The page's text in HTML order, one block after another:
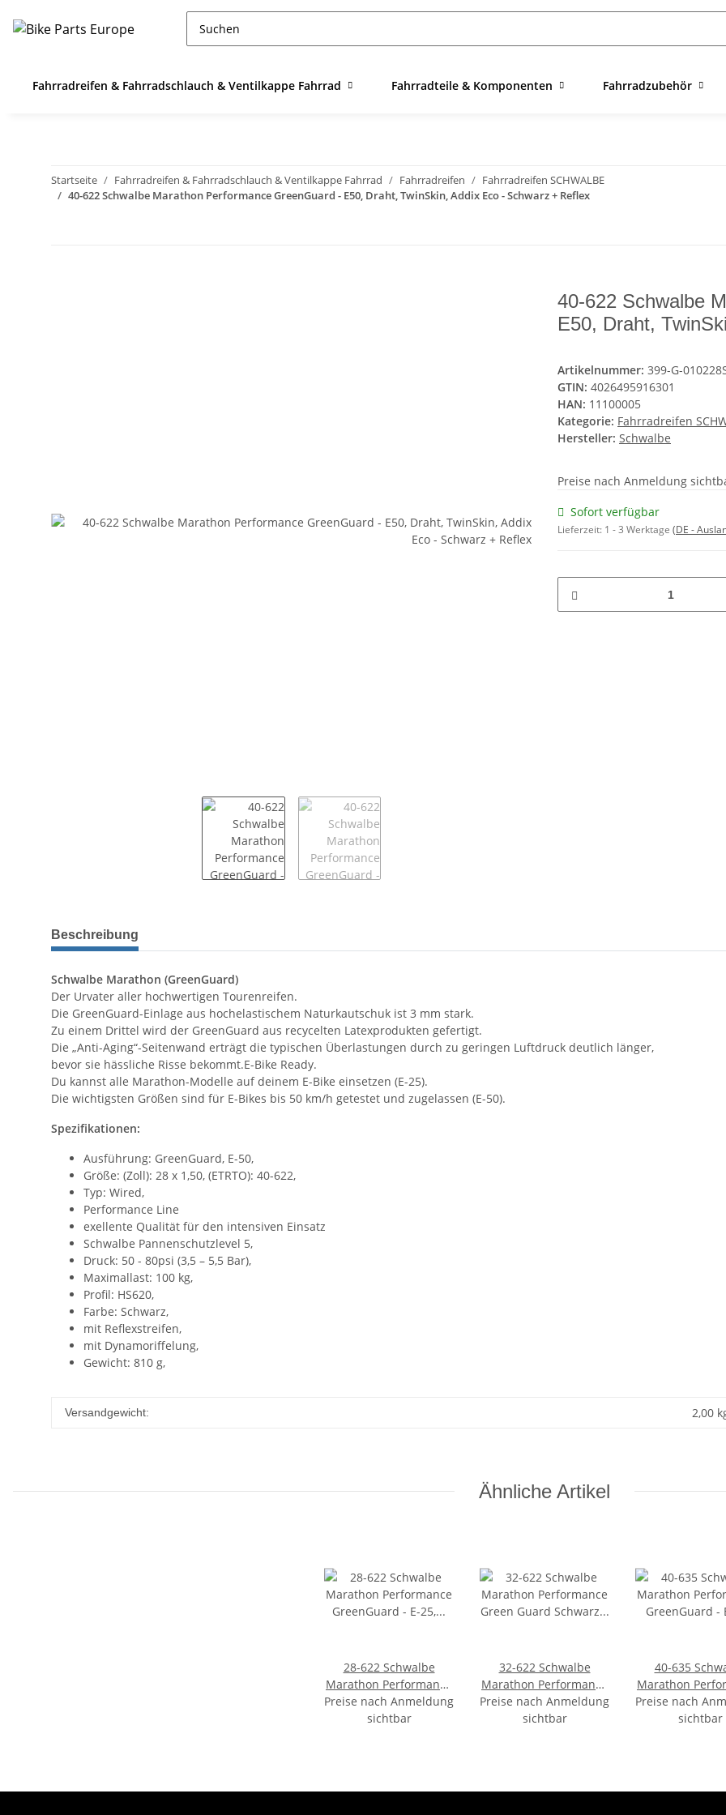
Fahrradreifen & Fahrradschlauch & Ventilkappe Fahrrad Fahrradteile & Komponenten Fahrradzubehör
Startseite Fahrradreifen & Fahrradschlauch & Ventilkappe Fahrrad Fahrradreifen
Fahrradreifen SCHWALBE
40-622 Schwalbe Marathon Performance GreenGuard - E50, Draht, TwinSkin, Addix Eco - Schwarz + Reflex
40-622 Schwalbe
E50, Draht,
Artikelnummer: 399-G-
GTIN: 4026495916301
HAN: 11100005
Kategorie: Fahrradreifen
Hersteller: Schwalbe
Preise nach Anmeldung
Sofort verfügbar
Lieferzeit: 1 - 3 Werktage (DE -
Beschreibung
Schwalbe Marathon (GreenGuard)
Der Urvater aller hochwertigen Tourenreifen.
Die GreenGuard-Einlage aus hochelastischem Naturkautschuk ist 3 mm stark.
Zu einem Drittel wird der GreenGuard aus recycelten Latexprodukten gefertigt.
Die „Anti-Aging“-Seitenwand erträgt die typischen Überlastungen durch zu geringen Luftdruck deutlich länger,
bevor sie hässliche Risse bekommt.E-Bike Ready.
Du kannst alle Marathon-Modelle auf deinem E-Bike einsetzen (E-25).
Die wichtigsten Größen sind für E-Bikes bis 50 km/h getestet und zugelassen (E-50).
Spezifikationen:
Ausführung: GreenGuard, E-50,
Größe: (Zoll): 28 x 1,50, (ETRTO): 40-622,
Typ: Wired,
Performance Line
exellente Qualität für den intensiven Einsatz
Schwalbe Pannenschutzlevel 5,
Druck: 50 - 80psi (3,5 – 5,5 Bar),
Maximallast: 100 kg,
Profil: HS620,
Farbe: Schwarz,
mit Reflexstreifen,
mit Dynamoriffelung,
Gewicht: 810 g,
Versandgewicht: 2,00
Ähnliche Artikel
28-622 Schwalbe
Marathon Performance
GreenGuard - E-25,
Draht, TwinSkin, Addix
Preise nach Anmeldung
sichtbar
32-622 Schwalbe
Marathon Performance
Green Guard Schwarz -
E-25, Draht, Addix -
Preise nach Anmeldung
sichtbar
40-635
Marathon
GreenGuard -
Draht,
Preise nach
sichtbar